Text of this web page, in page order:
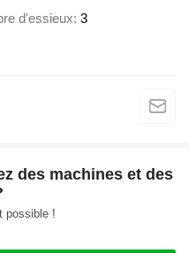
d'essieux 3
des machines et des
possible !